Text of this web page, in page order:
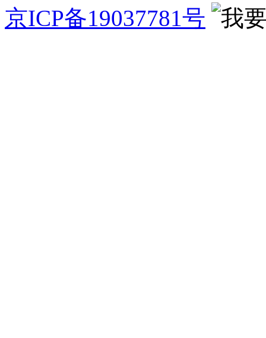
京ICP备19037781号